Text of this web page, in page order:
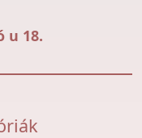
u 18.